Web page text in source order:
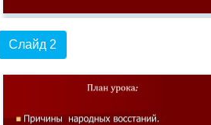
Слайд 2